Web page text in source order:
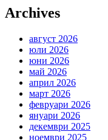
Archives
август 2026
юли 2026
юни 2026
май 2026
април 2026
март 2026
февруари 2026
януари 2026
декември 2025
ноември 2025